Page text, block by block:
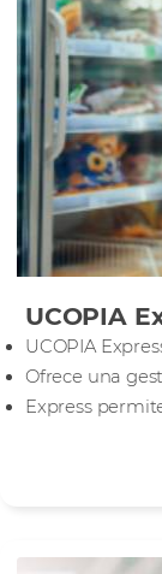
UCOPIA
UCOPIA
Ofrece una
Express